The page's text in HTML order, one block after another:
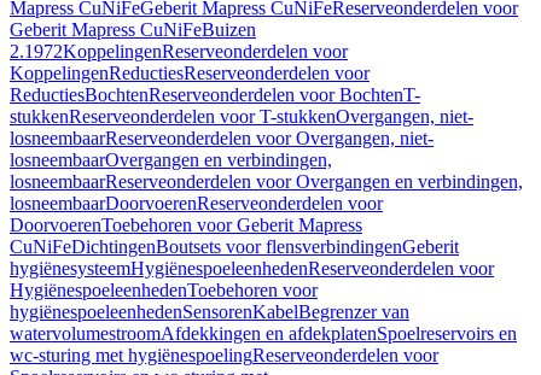
Mapress CuNiFeGeberit Mapress CuNiFeReserveonderdelen voor
Geberit Mapress CuNiFeBuizen
2.1972KoppelingenReserveonderdelen voor
KoppelingenReductiesReserveonderdelen voor
ReductiesBochtenReserveonderdelen voor BochtenT-
stukkenReserveonderdelen voor T-stukkenOvergangen, niet-
losneembaarReserveonderdelen voor Overgangen, niet-
losneembaarOvergangen en verbindingen,
losneembaarReserveonderdelen voor Overgangen en verbindingen,
losneembaarDoorvoerenReserveonderdelen voor
DoorvoerenToebehoren voor Geberit Mapress
CuNiFeDichtingenBoutsets voor flensverbindingenGeberit
hygiënesysteemHygiënespoeleenhedenReserveonderdelen voor
HygiënespoeleenhedenToebehoren voor
hygiënespoeleenhedenSensorenKabelBegrenzer van
watervolumestroomAfdekkingen en afdekplatenSpoelreservoirs en
wc-sturing met hygiënespoelingReserveonderdelen voor